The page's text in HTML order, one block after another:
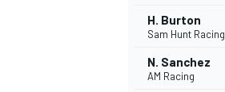
H. Burton
Sam Hunt Racing
N. Sanchez
AM Racing